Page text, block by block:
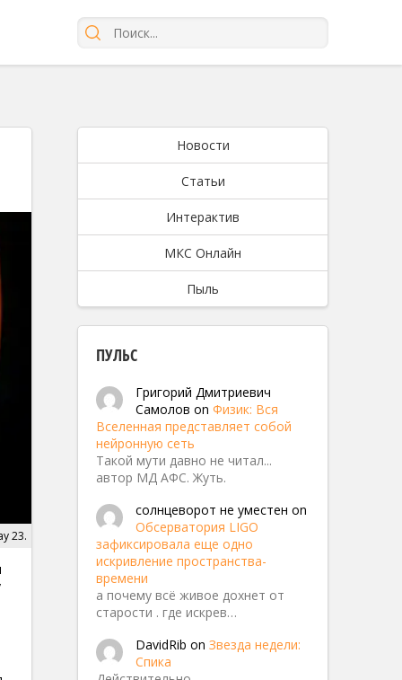
23.
Новости
Статьи
Интерактив
МКС Онлайн
Пыль
ПУЛЬС
Григорий Дмитриевич
Самолов on Физик: Вся
Вселенная представляет собой
нейронную сеть
Такой мути давно не читал...
автор МД АФС. Жуть.
солнцеворот не уместен on
Обсерватория LIGO
зафиксировала еще одно
искривление пространства-
времени
а почему всё живое дохнет от
старости . где искрев…
DavidRib on Звезда недели:
Спика